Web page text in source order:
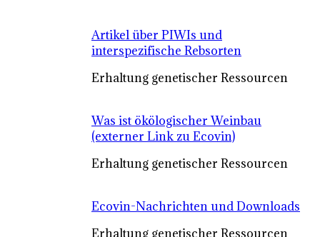
Artikel über PIWIs und
interspezifische Rebsorten
Erhaltung genetischer Ressourcen
Was ist ökölogischer Weinbau
(externer Link zu Ecovin)
Erhaltung genetischer Ressourcen
Ecovin-Nachrichten und Downloads
Erhaltung genetischer Ressourcen